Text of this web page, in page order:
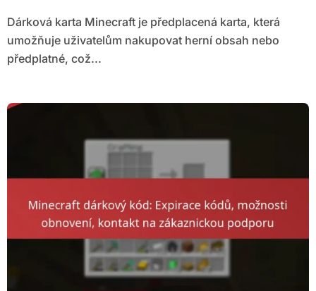
Dárková karta Minecraft je předplacená karta, která
umožňuje uživatelům nakupovat herní obsah nebo
předplatné, což...